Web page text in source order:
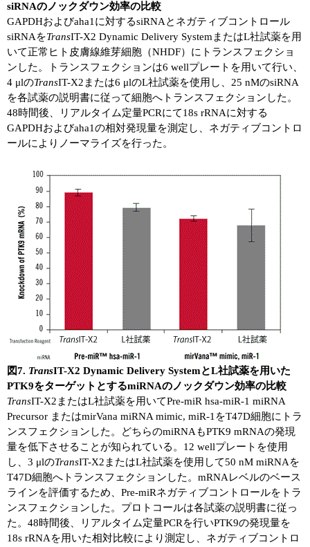
siRNAのノックダウン効率の比較
GAPDHおよびaha1に対するsiRNAとネガティブコントロール
siRNAをTransIT-X2 Dynamic Delivery SystemまたはL社試薬を用
いて正常ヒト皮膚線維芽細胞（NHDF）にトランスフェクショ
ンした。トランスフェクションは6 wellプレートを用いて行い、
4 μlのTransIT-X2または6 μlのL社試薬を使用し、25 nMのsiRNA
を各試薬の説明書に従って細胞へトランスフェクションした。
48時間後、リアルタイム定量PCRにて18s rRNAに対する
GAPDHおよびaha1の相対発現量を測定し、ネガティブコントロ
ールによりノーマライズを行った。
図7. TransIT-X2 Dynamic Delivery SystemとL社試薬を用いた
PTK9をターゲットとするmiRNAのノックダウン効率の比較
TransIT-X2またはL社試薬を用いてPre-miR hsa-miR-1 miRNA
Precursor またはmirVana miRNA mimic, miR-1をT47D細胞にトラ
ンスフェクションした。どちらのmiRNAもPTK9 mRNAの発現
量を低下させることが知られている。12 wellプレートを使用
し、3 μlのTransIT-X2またはL社試薬を使用して50 nM miRNAを
T47D細胞へトランスフェクションした。mRNAレベルのベース
ラインを評価するため、Pre-miRネガティブコントロールをトラ
ンスフェクションした。プロトコールは各試薬の説明書に従っ
た。48時間後、リアルタイム定量PCRを行いPTK9の発現量を
18s rRNAを用いた相対比較により測定し、ネガティブコントロ